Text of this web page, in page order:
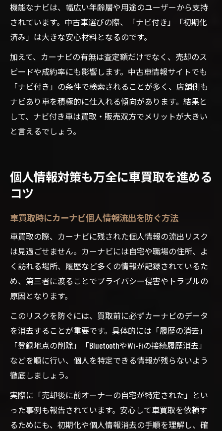
機能なナビは、幅広い年齢層や用途のユーザーから支持
されています。中古車選びの際、「ナビ付き」「初期化
済み」は大きな安心材料となるのです。
加えて、カーナビの有無は査定額だけでなく、売却のス
ピードや成約率にも影響します。中古車情報サイトでも
「ナビ付き」の条件で検索されることが多く、店舗側も
ナビあり車を積極的に仕入れる傾向があります。結果と
して、ナビ付き車は買取・販売双方でメリットが大きい
と言えるでしょう。
個人情報対策も万全に車買取を進める
コツ
車買取時にカーナビ個人情報流出を防ぐ方法
車買取の際、カーナビに残された個人情報の流出リスク
は見過ごせません。カーナビには自宅や職場の住所、よ
く訪れる場所、履歴など多くの情報が記録されているた
め、第三者に渡ることでプライバシー侵害やトラブルの
原因となります。
このリスクを防ぐには、買取前に必ずカーナビのデータ
を消去することが重要です。具体的には「履歴の消去」
「登録地点の削除」「BluetoothやWi-Fiの接続履歴消去」
などを順に行い、個人を特定できる情報が残らないよう
徹底しましょう。
実際に「売却後に前オーナーの自宅が特定された」とい
った事例も報告されています。安心して車買取を依頼す
るためにも、初期化や個人情報消去の手順を理解し、確